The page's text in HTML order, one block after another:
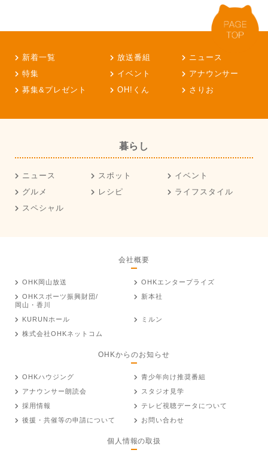
新着一覧 放送番組
ニュース
特集
イベント
アナウンサー
募集&プレゼント
OH!くん さりお
暮らし
ニュース スポット
イベント
グルメ
レシピ
ライフスタイル
スペシャル
会社概要
OHK岡山放送
OHKエンタープライズ
OHKスポーツ振興財団/
岡山・香川
新本社
KURUNホール
ミルン
株式会社OHKネットコム
OHKからのお知らせ
OHKハウジング
青少年向け推奨番組
アナウンサー朗読会
スタジオ見学
採用情報
テレビ視聴データについて
後援・共催等の申請について
お問い合わせ
個人情報の取扱